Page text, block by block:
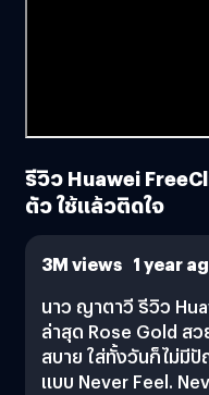
รีวิว Huawei
ตัว ใช้แล้วติดใจ
3M views 1 year
นาว ญาตาวี รีวิว
ล่าสุด Rose Gold สว
สบาย ใส่ทั้งวันก็ไม่มี
แบบ Never Feel.